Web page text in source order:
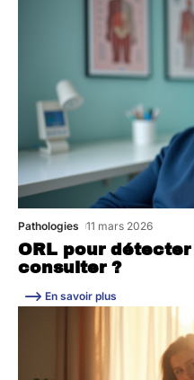
ORL pour
consulter ?
Pathologies 11 mars 2026
En savoir plus